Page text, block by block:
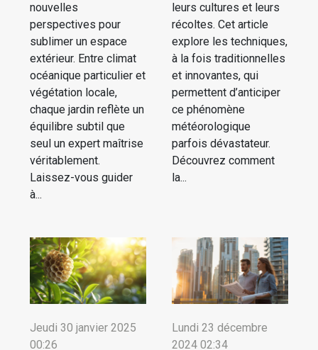
nouvelles
perspectives pour
sublimer un espace
extérieur. Entre climat
océanique particulier et
végétation locale,
chaque jardin reflète un
équilibre subtil que
seul un expert maîtrise
véritablement.
Laissez-vous guider
à...
leurs cultures et leurs
récoltes. Cet article
explore les techniques,
à la fois traditionnelles
et innovantes, qui
permettent d’anticiper
ce phénomène
météorologique
parfois dévastateur.
Découvrez comment
la...
Jeudi 30 janvier 2025
00:26
Lundi 23 décembre
2024 02:34